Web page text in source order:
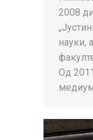
2008
науки,
Од